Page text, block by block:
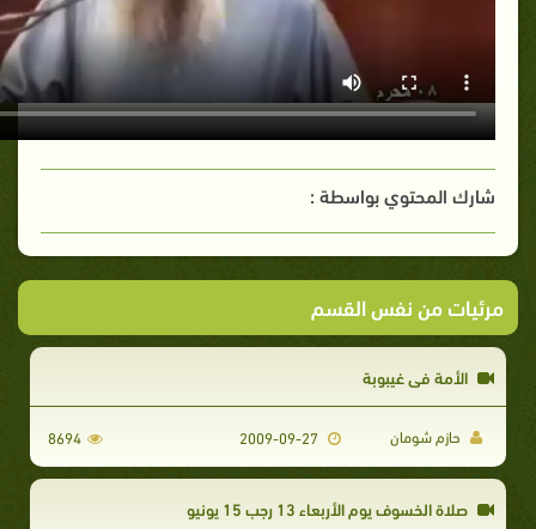
شارك المحتوي بواسطة :
مرئيات من نفس القسم
الأمة في غيبوبة
حازم شومان 8694
صلاة الخسوف يوم الأربعاء 13 رجب 15 يونيو